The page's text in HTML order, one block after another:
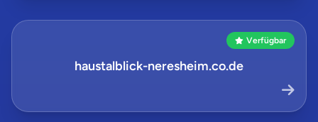
Verfügbar
haustalblick-neresheim.co.de